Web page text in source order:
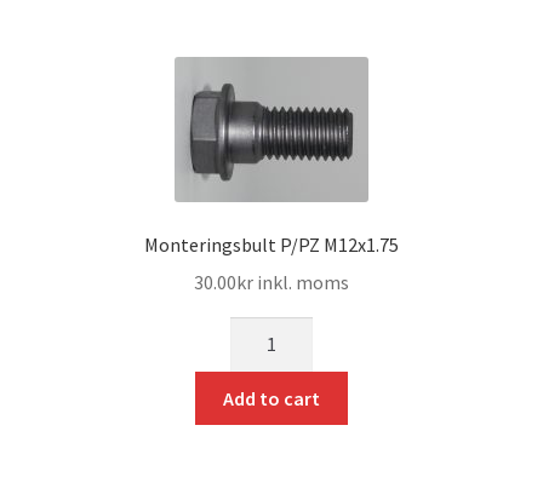
Monteringsbult P/PZ M12x1.75
30.00kr inkl. moms
Add to cart